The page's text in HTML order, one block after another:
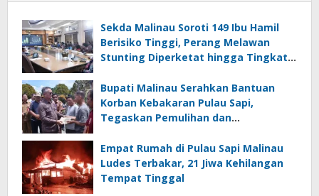
Sekda Malinau Soroti 149 Ibu Hamil
Berisiko Tinggi, Perang Melawan
Stunting Diperketat hingga Tingkat
Bupati Malinau Serahkan Bantuan
Korban Kebakaran Pulau Sapi,
Tegaskan Pemulihan dan
Empat Rumah di Pulau Sapi Malinau
Ludes Terbakar, 21 Jiwa Kehilangan
Tempat Tinggal